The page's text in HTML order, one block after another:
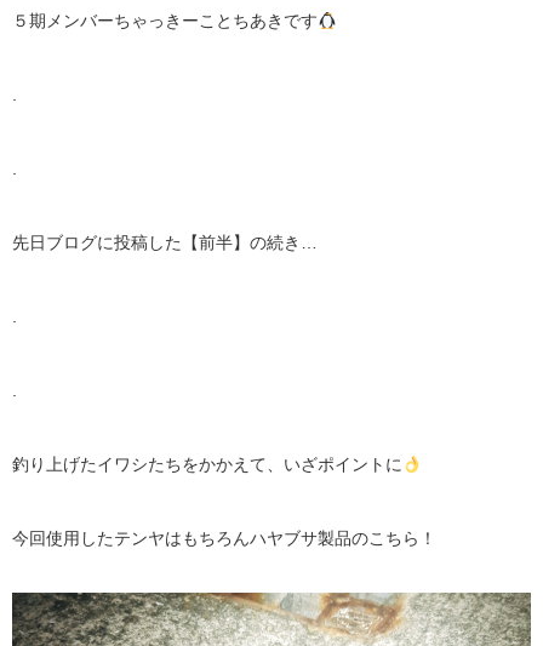
５期メンバーちゃっきーことちあきです
.
.
先日ブログに投稿した【前半】の続き…
.
.
釣り上げたイワシたちをかかえて、いざポイントに
今回使用したテンヤはもちろんハヤブサ製品のこちら！